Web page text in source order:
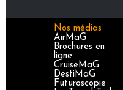
Nos médias
AirMaG
Brochures en
ligne
CruiseMaG
DestiMaG
Futuroscopie